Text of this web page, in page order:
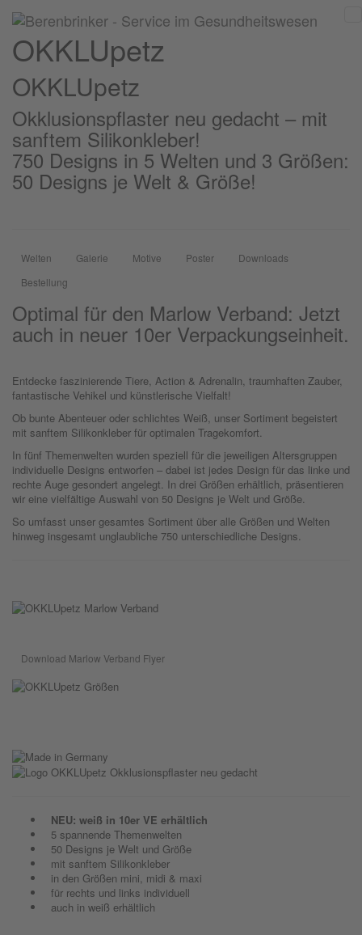
OKKLUpetz
OKKLUpetz
Okklusionspflaster neu gedacht – mit
sanftem Silikonkleber!
750 Designs in 5 Welten und 3 Größen:
50 Designs je Welt & Größe!
Welten Galerie Motive Poster
Downloads
Bestellung
Optimal für den Marlow Verband: Jetzt
auch in neuer 10er Verpackungseinheit.
Entdecke faszinierende Tiere, Action & Adrenalin, traumhaften Zauber,
fantastische Vehikel und künstlerische Vielfalt!
Ob bunte Abenteuer oder schlichtes Weiß, unser Sortiment begeistert
mit sanftem Silikonkleber für optimalen Tragekomfort.
In fünf Themenwelten wurden speziell für die jeweiligen Altersgruppen
individuelle Designs entworfen – dabei ist jedes Design für das linke und
rechte Auge gesondert angelegt. In drei Größen erhältlich, präsentieren
wir eine vielfältige Auswahl von 50 Designs je Welt und Größe.
So umfasst unser gesamtes Sortiment über alle Größen und Welten
hinweg insgesamt unglaubliche 750 unterschiedliche Designs.
Download Marlow Verband Flyer
NEU: weiß in 10er VE erhältlich
5 spannende Themenwelten
50 Designs je Welt und Größe
mit sanftem Silikonkleber
in den Größen mini, midi & maxi
für rechts und links individuell
auch in weiß erhältlich